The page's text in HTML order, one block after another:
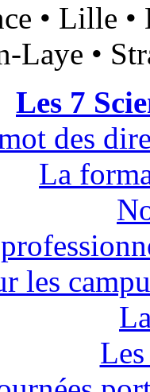
• Lille •
Laye •
Les 7
des
La
les